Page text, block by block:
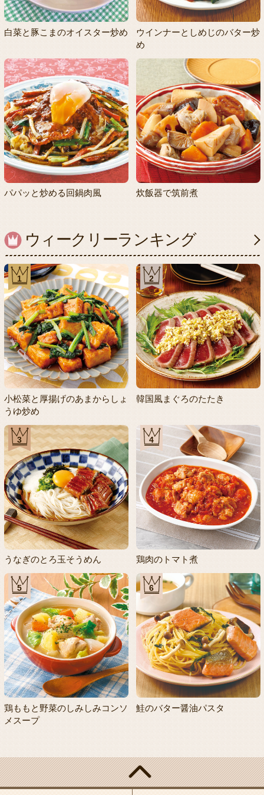
白菜と豚こまのオイスター炒め
ウインナーとしめじのバター炒
め
パパッと炒める回鍋肉風 炊飯器で筑前煮
ウィークリーランキング
1
小松菜と厚揚げのあまからしょ
うゆ炒め
2
韓国風まぐろのたたき
3
うなぎのとろ玉そうめん
4
鶏肉のトマト煮
5
鶏ももと野菜のしみしみコンソ
メスープ
6
鮭のバター醤油パスタ